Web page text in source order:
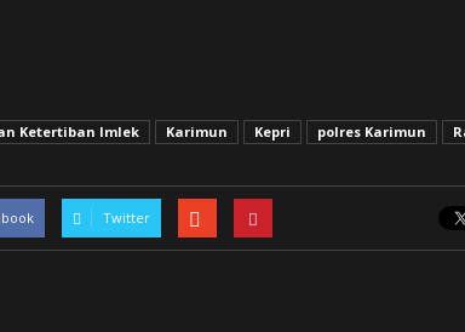
Ketertiban Imlek Karimun Kepri polres Karimun
Twitter